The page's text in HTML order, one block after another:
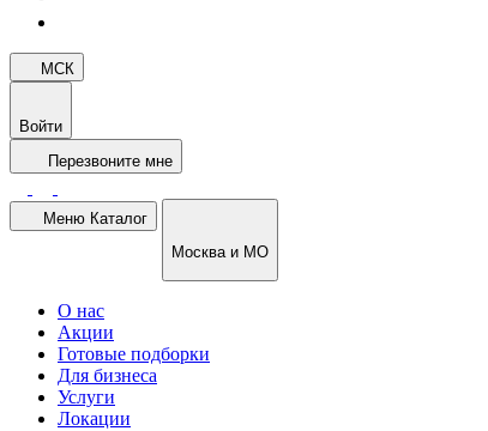
МСК
Войти
Перезвоните мне
Меню Каталог
Москва и МО
О нас
Акции
Готовые подборки
Для бизнеса
Услуги
Локации